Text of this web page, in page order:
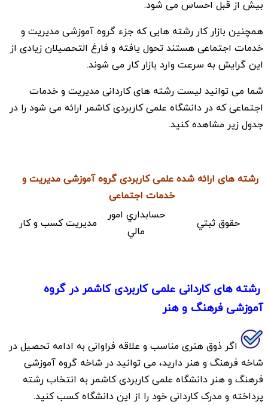
بیش از قبل احساس می شود.
همچنین بازار کار رشته هایی که جزء گروه آموزشی مدیریت و
خدمات اجتماعی هستند تحول یافته و فارغ التحصیلان زیادی از
این گرایش به سرعت وارد بازار کار می شوند.
شما می توانید لیست رشته های کاردانی مدیریت و خدمات
اجتماعی که در دانشگاه علمی کاربردی کاشمر ارائه می شود را در
جدول زیر مشاهده کنید.
رشته های ارائه شده علمی کاربردی گروه آموزشی مدیریت و
خدمات اجتماعی
حقوق ثبتي
حسابداري امور
مالي
مديريت كسب و كار
رشته های کاردانی علمی کاربردی کاشمر در گروه
آموزشی فرهنگ و هنر
اگر ذوق هنری مناسب و علاقه فراوانی به ادامه تحصیل در
شاخه فرهنگ و هنر دارید، می توانید در شاخه گروه آموزشی
فرهنگ و هنر دانشگاه علمی کاربردی کاشمر به انتخاب رشته
پرداخته و مدرک کاردانی خود را از این دانشگاه کسب کنید.